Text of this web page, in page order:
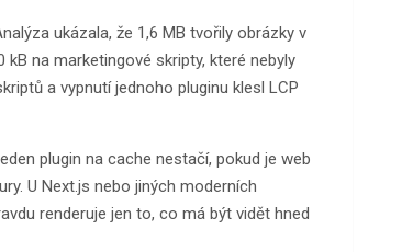
ukázala, že 1,6 MB tvořily obrázky v
na marketingové skripty, které nebyly
a vypnutí jednoho pluginu klesl LCP
plugin na cache nestačí, pokud je web
U Next.js nebo jiných moderních
renderuje jen to, co má být vidět hned